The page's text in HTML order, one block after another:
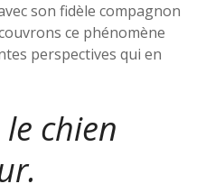
son fidèle compagnon
ce phénomène
perspectives qui en
chien